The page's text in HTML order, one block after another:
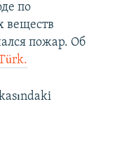
по
веществ
пожар. Об